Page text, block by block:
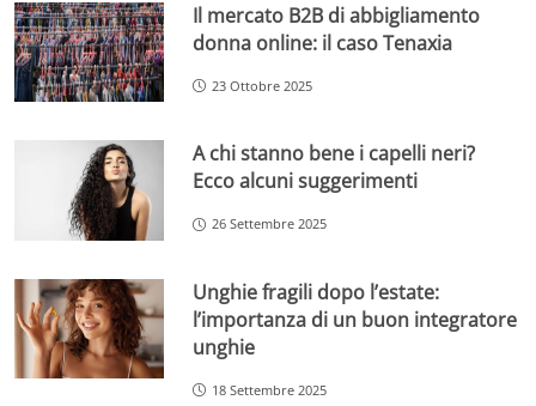
Il mercato B2B di abbigliamento
donna online: il caso Tenaxia
23 Ottobre 2025
A chi stanno bene i capelli neri?
Ecco alcuni suggerimenti
26 Settembre 2025
Unghie fragili dopo l’estate:
l’importanza di un buon integratore
unghie
18 Settembre 2025